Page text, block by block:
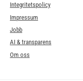
Integritetspolicy
Impressum
Jobb
AI & transparens
Om oss